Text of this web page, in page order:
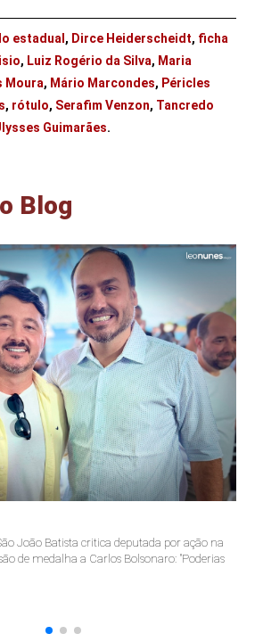
estadual , Dirce Heiderscheidt, ficha
, Luiz Rogério da Silva, Maria
Moura, Mário Marcondes, Péricles
, rótulo, Serafim Venzon, Tancredo
Guimarães.
Blog
João Batista critica deputada por ação na
de medalha a Carlos Bolsonaro: "Poderias